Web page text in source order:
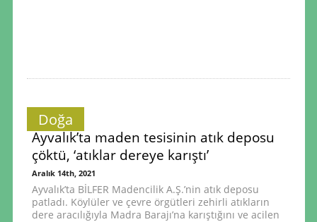
Doğa
Ayvalık’ta maden tesisinin atık deposu
çöktü, ‘atıklar dereye karıştı’
Aralık 14th, 2021
Ayvalık’ta BİLFER Madencilik A.Ş.’nin atık deposu
patladı. Köylüler ve çevre örgütleri zehirli atıkların
dere aracılığıyla Madra Barajı’na karıştığını ve acilen